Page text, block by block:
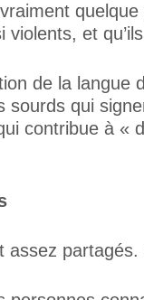
et
de la
qui
contribue à «